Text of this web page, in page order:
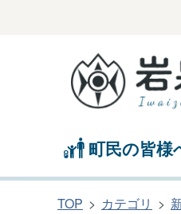
町民の皆様
TOP カテゴリ